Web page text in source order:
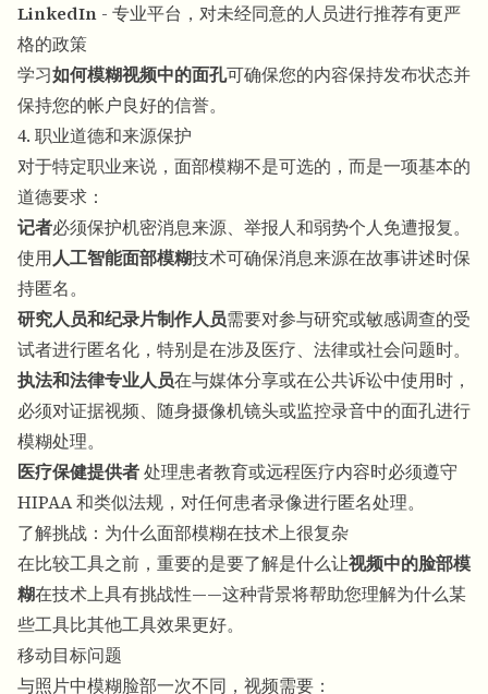
LinkedIn - 专业平台，对未经同意的人员进行推荐有更严
格的政策
学习如何模糊视频中的面孔可确保您的内容保持发布状态并
保持您的帐户良好的信誉。
4. 职业道德和来源保护
对于特定职业来说，面部模糊不是可选的，而是一项基本的
道德要求：
记者必须保护机密消息来源、举报人和弱势个人免遭报复。
使用人工智能面部模糊技术可确保消息来源在故事讲述时保
持匿名。
研究人员和纪录片制作人员需要对参与研究或敏感调查的受
试者进行匿名化，特别是在涉及医疗、法律或社会问题时。
执法和法律专业人员在与媒体分享或在公共诉讼中使用时，
必须对证据视频、随身摄像机镜头或监控录音中的面孔进行
模糊处理。
医疗保健提供者处理患者教育或远程医疗内容时必须遵守
HIPAA 和类似法规，对任何患者录像进行匿名处理。
了解挑战：为什么面部模糊在技术上很复杂
在比较工具之前，重要的是要了解是什么让视频中的脸部模
糊在技术上具有挑战性——这种背景将帮助您理解为什么某
些工具比其他工具效果更好。
移动目标问题
与照片中模糊脸部一次不同，视频需要：